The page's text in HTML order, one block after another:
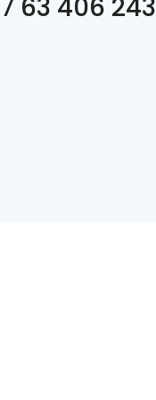
63 406 243